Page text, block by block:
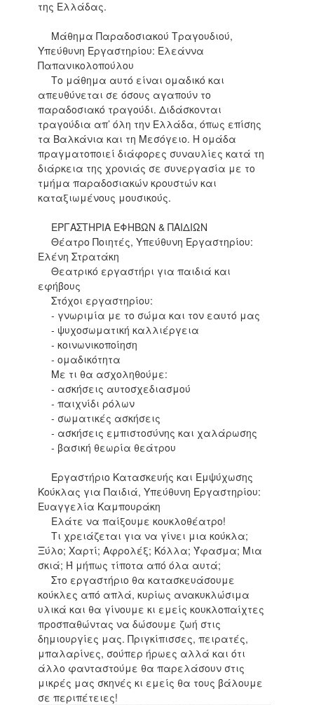
της Ελλάδας.
Μάθημα Παραδοσιακού Τραγουδιού,
Υπεύθυνη Εργαστηρίου: Ελεάννα
Παπανικολοπούλου
Το μάθημα αυτό είναι ομαδικό και
απευθύνεται σε όσους αγαπούν το
παραδοσιακό τραγούδι. Διδάσκονται
τραγούδια απ’ όλη την Ελλάδα, όπως επίσης
τα Βαλκάνια και τη Μεσόγειο. Η ομάδα
πραγματοποιεί διάφορες συναυλίες κατά τη
διάρκεια της χρονιάς σε συνεργασία με το
τμήμα παραδοσιακών κρουστών και
καταξιωμένους μουσικούς.
ΕΡΓΑΣΤΗΡΙΑ ΕΦΗΒΩΝ & ΠΑΙΔΙΩΝ
Θέατρο Ποιητές, Υπεύθυνη Εργαστηρίου:
Ελένη Στρατάκη
Θεατρικό εργαστήρι για παιδιά και
εφήβους
Στόχοι εργαστηρίου:
- γνωριμία με το σώμα και τον εαυτό μας
- ψυχοσωματική καλλιέργεια
- κοινωνικοποίηση
- ομαδικότητα
Με τι θα ασχοληθούμε:
- ασκήσεις αυτοσχεδιασμού
- παιχνίδι ρόλων
- σωματικές ασκήσεις
- ασκήσεις εμπιστοσύνης και χαλάρωσης
- βασική θεωρία θεάτρου
Εργαστήριο Κατασκευής και Εμψύχωσης
Κούκλας για Παιδιά, Υπεύθυνη Εργαστηρίου:
Ευαγγελία Καμπουράκη
Ελάτε να παίξουμε κουκλοθέατρο!
Τι χρειάζεται για να γίνει μια κούκλα;
Ξύλο; Χαρτί; Αφρολέξ; Κόλλα; Ύφασμα; Μια
σκιά; Ή μήπως τίποτα από όλα αυτά;
Στο εργαστήριο θα κατασκευάσουμε
κούκλες από απλά, κυρίως ανακυκλώσιμα
υλικά και θα γίνουμε κι εμείς κουκλοπαίχτες
προσπαθώντας να δώσουμε ζωή στις
δημιουργίες μας. Πριγκίπισσες, πειρατές,
μπαλαρίνες, σούπερ ήρωες αλλά και ότι
άλλο φανταστούμε θα παρελάσουν στις
μικρές μας σκηνές κι εμείς θα τους βάλουμε
σε περιπέτειες!